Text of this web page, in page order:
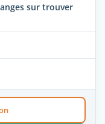
sur trouver